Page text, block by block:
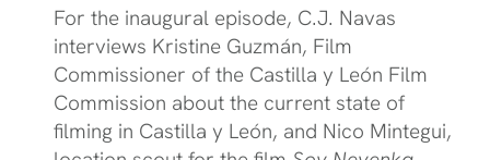
For the inaugural episode, C.J. Navas
interviews Kristine Guzmán, Film
Commissioner of the Castilla y León Film
Commission about the current state of
filming in Castilla y León, and Nico Mintegui,